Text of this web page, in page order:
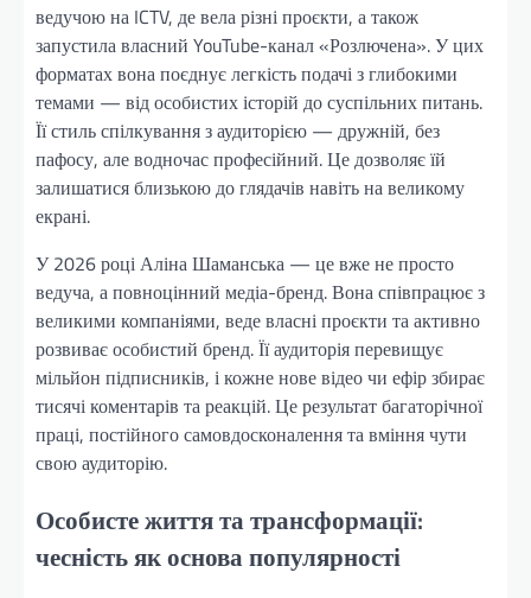
ведучою на ICTV, де вела різні проєкти, а також
запустила власний YouTube-канал «Розлючена». У цих
форматах вона поєднує легкість подачі з глибокими
темами — від особистих історій до суспільних питань.
Її стиль спілкування з аудиторією — дружній, без
пафосу, але водночас професійний. Це дозволяє їй
залишатися близькою до глядачів навіть на великому
екрані.
У 2026 році Аліна Шаманська — це вже не просто
ведуча, а повноцінний медіа-бренд. Вона співпрацює з
великими компаніями, веде власні проєкти та активно
розвиває особистий бренд. Її аудиторія перевищує
мільйон підписників, і кожне нове відео чи ефір збирає
тисячі коментарів та реакцій. Це результат багаторічної
праці, постійного самовдосконалення та вміння чути
свою аудиторію.
Особисте життя та трансформації:
чесність як основа популярності